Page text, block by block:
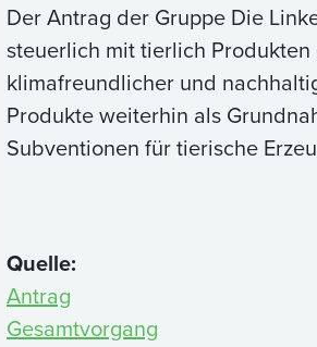
Der Antrag der Gruppe Die
steuerlich mit tierlich
klimafreundlicher und
Produkte weiterhin als
Subventionen für tierische
Quelle:
Antrag
Gesamtvorgang